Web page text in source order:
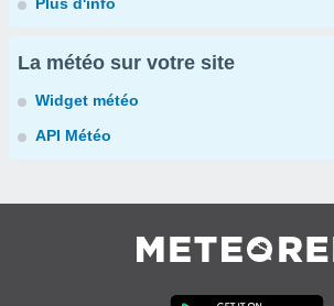
La météo sur votre site
Widget météo
API Météo